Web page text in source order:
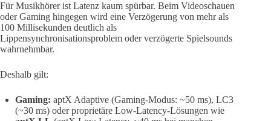
Für Musikhörer ist Latenz kaum spürbar. Beim Videoschauen
oder Gaming hingegen wird eine Verzögerung von mehr als
100 Millisekunden deutlich als
Lippensynchronisationsproblem oder verzögerte Spielsounds
wahrnehmbar.
Deshalb gilt:
Gaming: aptX Adaptive (Gaming-Modus: ~50 ms), LC3
(~30 ms) oder proprietäre Low-Latency-Lösungen wie